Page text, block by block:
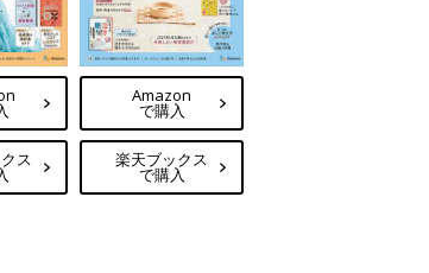
ス
Amazon
で購入
楽天ブックス
で購入